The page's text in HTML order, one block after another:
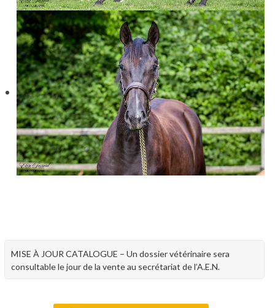
MISE À JOUR CATALOGUE – Un dossier vétérinaire sera
consultable le jour de la vente au secrétariat de l’A.E.N.